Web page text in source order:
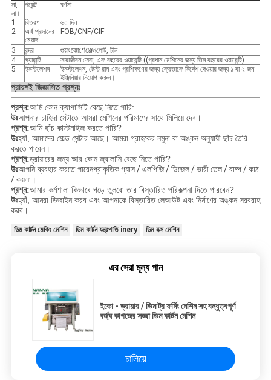
না,
না।
পয়েন্ট বর্ণনা
1 বিতরণ
৬০ দিন
2
অর্থ প্রদানের
মেয়াদ
FOB/CNF/CIF
3 বন্দর গুয়াংঝোশেঞ্জেনপোর্ট, চীন
4
গ্যারান্টি
সারাজীবন সেবা, এক বছরের ওয়ারেন্টি ((প্রধান মেশিনের জন্য তিন বছরের ওয়ারেন্টি)
5
ইনস্টলেশন
ইনস্টলেশন, টেস্ট রান এবং প্রশিক্ষণের জন্য ক্রেতাকে নির্দেশ দেওয়ার জন্য ১ বা ২ জন
ইঞ্জিনিয়ার নিয়োগ করুন।
প্রায়শই জিজ্ঞাসিত প্রশ্নঃ
প্রশ্ন:আমি কোন ক্যাপাসিটি বেছে নিতে পারি:
উঃআপনার চাহিদা মেটাতে আমরা মেশিনের পরিমাণের সাথে মিলিয়ে দেব।
প্রশ্ন:আমি ছাঁচ কাস্টমাইজ করতে পারি?
উঃহ্যাঁ, আমাদের মোল্ড সেন্টার আছে। আমরা গ্রাহকের নমুনা বা অঙ্কন অনুযায়ী ছাঁচ তৈরি
করতে পারেন।
প্রশ্ন:ড্রায়ারের জন্য আর কোন জ্বালানি বেছে নিতে পারি?
উঃআপনি ব্যবহার করতে পারেনপ্রাকৃতিক গ্যাস / এলপিজি / ডিজেল / ভারী তেল / বাষ্প / কাঠ
/ কয়লা।
প্রশ্ন:আমার কর্মশালা কিভাবে গড়ে তুলবো তার বিস্তারিত পরিকল্পনা দিতে পারবেন?
উঃহ্যাঁ, আমরা ডিজাইন করব এবং আপনাকে বিস্তারিত লেআউট এবং নির্মাণের অঙ্কন সরবরাহ
করব।
ডিম কার্টন মেকিং মেশিন ডিম কার্টন যন্ত্রপাতি inery ডিম বক্স মেশিন
এর সেরা মূল্য পান
ইকো - ড্রায়ার / ডিম ট্র ফর্মিং মেশিন সহ বন্ধুত্বপূর্ণ
বর্জ্য কাগজের সজ্জা ডিম কার্টন মেশিন
চালিয়ে